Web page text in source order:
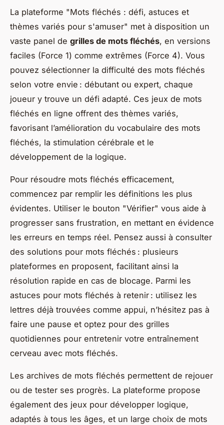
La plateforme "Mots fléchés : défi, astuces et
thèmes variés pour s'amuser" met à disposition un
vaste panel de grilles de mots fléchés, en versions
faciles (Force 1) comme extrêmes (Force 4). Vous
pouvez sélectionner la difficulté des mots fléchés
selon votre envie : débutant ou expert, chaque
joueur y trouve un défi adapté. Ces jeux de mots
fléchés en ligne offrent des thèmes variés,
favorisant l’amélioration du vocabulaire des mots
fléchés, la stimulation cérébrale et le
développement de la logique.
Pour résoudre mots fléchés efficacement,
commencez par remplir les définitions les plus
évidentes. Utiliser le bouton "Vérifier" vous aide à
progresser sans frustration, en mettant en évidence
les erreurs en temps réel. Pensez aussi à consulter
des solutions pour mots fléchés : plusieurs
plateformes en proposent, facilitant ainsi la
résolution rapide en cas de blocage. Parmi les
astuces pour mots fléchés à retenir : utilisez les
lettres déjà trouvées comme appui, n’hésitez pas à
faire une pause et optez pour des grilles
quotidiennes pour entretenir votre entraînement
cerveau avec mots fléchés.
Les archives de mots fléchés permettent de rejouer
ou de tester ses progrès. La plateforme propose
également des jeux pour développer logique,
adaptés à tous les âges, et un large choix de mots